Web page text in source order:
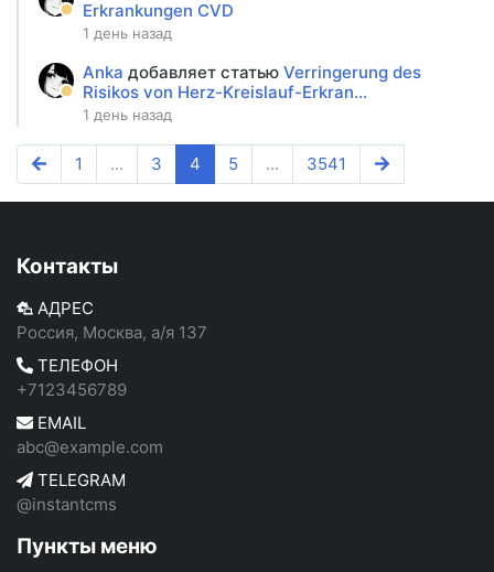
Erkrankungen CVD
1 день назад
Anka добавляет статью Verringerung des
Risikos von Herz-Kreislauf-Erkran...
1 день назад
1 ... 3 4 5 ... 3541
Контакты
АДРЕС
Россия, Москва, а/я 137
ТЕЛЕФОН
+7123456789
EMAIL
abc@example.com
TELEGRAM
@instantcms
Пункты меню